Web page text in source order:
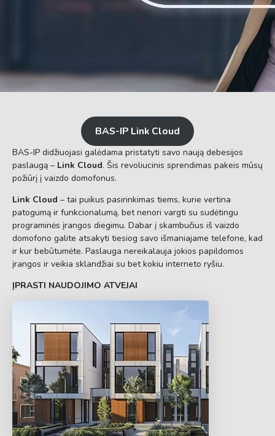
BAS-IP Link Cloud
BAS-IP didžiuojasi galėdama pristatyti savo naują debesijos
paslaugą – Link Cloud. Šis revoliucinis sprendimas pakeis mūsų
požiūrį į vaizdo domofonus.
Link Cloud – tai puikus pasirinkimas tiems, kurie vertina
patogumą ir funkcionalumą, bet nenori vargti su sudėtingu
programinės įrangos diegimu. Dabar į skambučius iš vaizdo
domofono galite atsakyti tiesiog savo išmaniajame telefone, kad
ir kur bebūtumėte. Paslauga nereikalauja jokios papildomos
įrangos ir veikia sklandžiai su bet kokiu interneto ryšiu.
ĮPRASTI NAUDOJIMO ATVEJAI